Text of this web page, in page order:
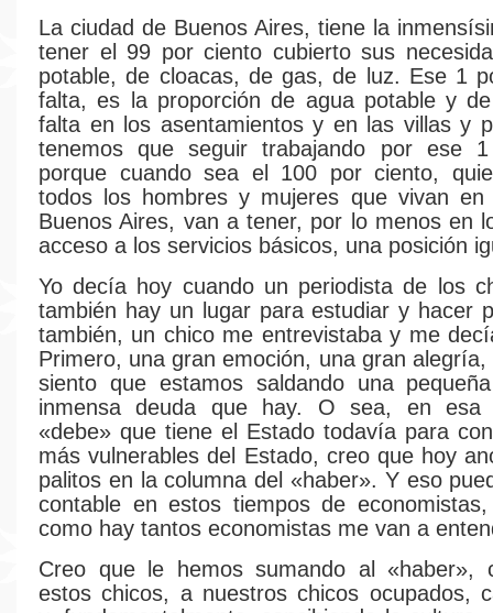
La ciudad de Buenos Aires, tiene la
tener el 99 por ciento cubierto sus
potable, de cloacas, de gas, de luz. Ese 1
falta, es la proporción de agua potable y
falta en los asentamientos y en las villas y
tenemos que seguir trabajando por ese
porque cuando sea el 100 por ciento,
todos los hombres y mujeres que vivan
Buenos Aires, van a tener, por lo menos en
acceso a los servicios básicos, una posición
Yo decía hoy cuando un periodista de los
también hay un lugar para estudiar y hacer
también, un chico me entrevistaba y me
Primero, una gran emoción, una gran
siento que estamos saldando una
inmensa deuda que hay. O sea, en esa
«debe» que tiene el Estado todavía para
más vulnerables del Estado, creo que hoy
palitos en la columna del «haber». Y eso
contable en estos tiempos de
como hay tantos economistas me van a
Creo que le hemos sumando al «haber»,
estos chicos, a nuestros chicos ocupados,